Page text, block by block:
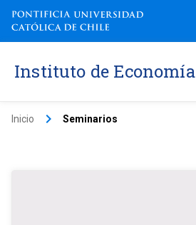
Instituto de Economía
Inicio keyboard_arrow_right Seminarios